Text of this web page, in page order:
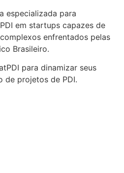
especializada para
em startups capazes de
enfrentados pelas
Brasileiro.
para dinamizar seus
de projetos de PDI.